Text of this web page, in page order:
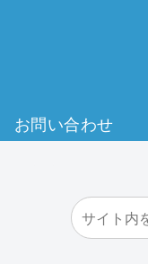
お問い合わせ